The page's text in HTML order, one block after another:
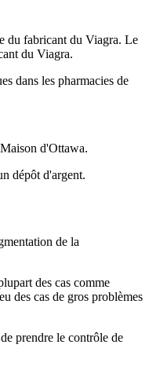
du fabricant du Viagra. Le
du Viagra.
dans les pharmacies de
d'Ottawa.
dépôt d'argent.
de la
des cas comme
des cas de gros problèmes
prendre le contrôle de